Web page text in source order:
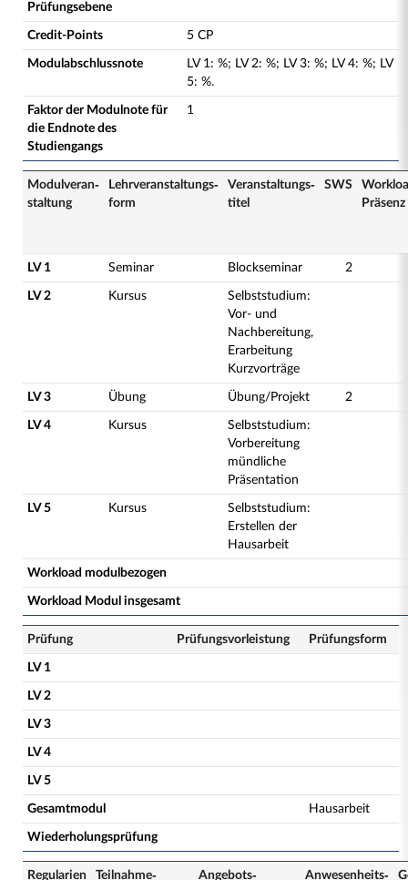
Prüfungsebene
Credit-Points 5 CP
Modulabschlussnote LV 1: %; LV 2: %; LV 3: %; LV 4: %; LV
5: %.
Faktor der Modulnote für
die Endnote des
Studiengangs
1
Modulveran­
staltung
Lehrveranstaltungs­
form
Veranstaltungs­
titel
SWS
Präsenz
LV 1 Seminar Blockseminar 2
LV 2 Kursus
Selbststudium:
Vor- und
Nachbereitung,
Erarbeitung
Kurzvorträge
LV 3 Übung Übung/Projekt 2
LV 4 Kursus
Selbststudium:
Vorbereitung
mündliche
Präsentation
LV 5 Kursus
Selbststudium:
Erstellen der
Hausarbeit
Workload modulbezogen
Workload Modul insgesamt
Prüfung Prüfungsvorleistung Prüfungsform
LV 1
LV 2
LV 3
LV 4
LV 5
Gesamtmodul Hausarbeit
Wiederholungsprüfung
Regularien Teilnahme­ Angebots­ Anwesenheits­